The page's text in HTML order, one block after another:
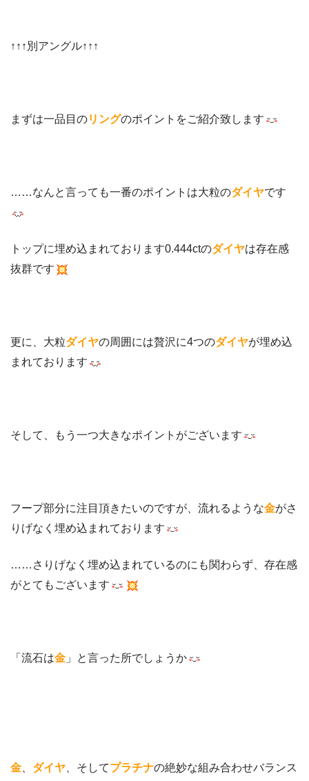
↑↑↑別アングル↑↑↑
まずは一品目のリングのポイントをご紹介致します
……なんと言っても一番のポイントは大粒のダイヤです
トップに埋め込まれております0.444ctのダイヤは存在感
抜群です
更に、大粒ダイヤの周囲には贅沢に4つのダイヤが埋め込
まれております
そして、もう一つ大きなポイントがございます
フープ部分に注目頂きたいのですが、流れるような金がさ
りげなく埋め込まれております
……さりげなく埋め込まれているのにも関わらず、存在感
がとてもございます
「流石は金 」と言った所でしょうか
金 ダイヤ 、そしてプラチナの絶妙な組み合わせバランス